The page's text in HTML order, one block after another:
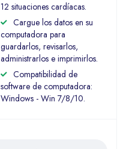
12 situaciones cardíacas.
Cargue los datos en su
computadora para
guardarlos, revisarlos,
administrarlos e imprimirlos.
Compatibilidad de
software de computadora:
Windows - Win 7/8/10.